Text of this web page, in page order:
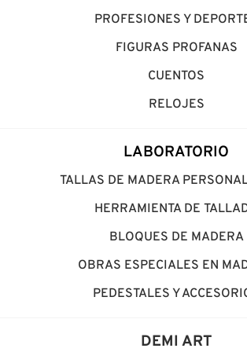
PROFESIONES Y
FIGURAS PROFANAS
CUENTOS
RELOJES
LABORATORIO
TALLAS DE MADERA
HERRAMIENTA DE
BLOQUES DE MADERA
OBRAS ESPECIALES EN
PEDESTALES Y
DEMI ART